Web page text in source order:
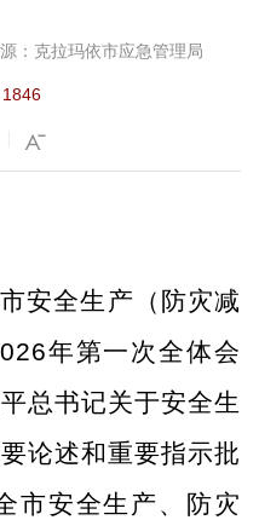
： 克拉玛依市应急管理局
1846
安全生产（防灾减
年第一次全体会
总书记关于安全生
论述和重要指示批
市安全生产、防灾